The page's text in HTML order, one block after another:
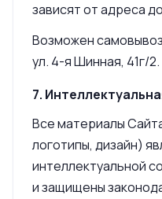
зависят от адреса
Возможен
ул. 4-я Шинная, 41г/2.
7.
Все материалы
логотипы, дизайн)
интеллектуальной
и защищены